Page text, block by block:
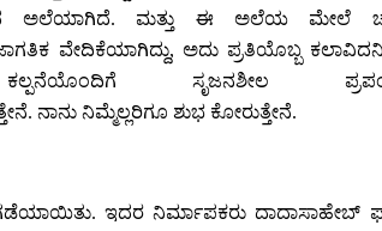
ಅಲೆಯಾಗಿದೆ. ಮತ್ತು ಈ ಅಲೆಯ ಮೇಲೆ
ವೇದಿಕೆಯಾಗಿದ್ದು, ಅದು ಪ್ರತಿಯೊಬ್ಬ
ಸೃಜನಶೀಲ
ನಾನು ನಿಮ್ಮೆಲ್ಲರಿಗೂ ಶುಭ ಕೋರುತ್ತೇನೆ.
ಇದರ ನಿರ್ಮಾಪಕರು ದಾದಾಸಾಹೇಬ್